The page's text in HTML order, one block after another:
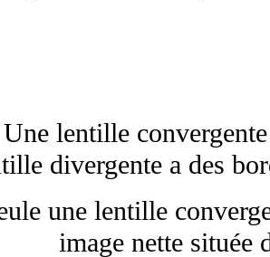
Une lentille
divergente a des
une lentille
image nette située